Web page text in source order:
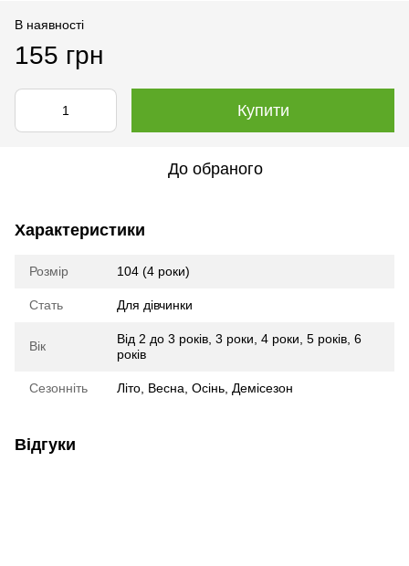
В наявності
155 грн
Купити
До обраного
Характеристики
Розмір 104 (4 роки)
Стать Для дівчинки
Вік Від 2 до 3 років 3 роки 4 роки 5 років 6
років
Сезонніть Літо Весна Осінь Демісезон
Відгуки